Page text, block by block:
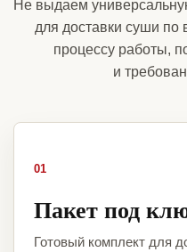
Не выдаем
для доставки суши по
процессу работы,
и
01
Пакет под
Готовый комплект для